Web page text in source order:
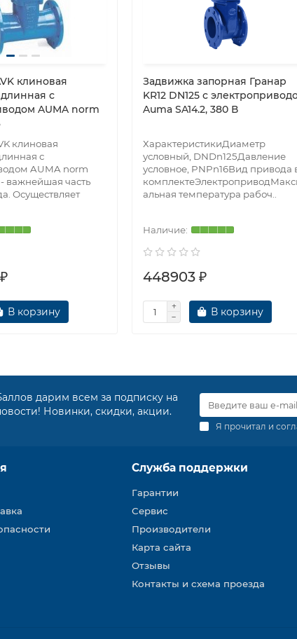
клиновая
с
AUMA norm
клиновая
с
AUMA norm
важнейшая часть
Осуществляет
В корзину
Задвижка запорная Гранар
KR12 DN125 с
Auma SA14.2, 380 В
ХарактеристикиДиаметр
условный, DNDn125Давление
условное, PNPn16Вид привода
альная температура рабоч..
448903 ₽
В корзину
дарим всем за подписку на
Новинки, скидки, акции.
Я прочитал и
Служба поддержки
Гарантии
Сервис
Производители
Карта сайта
Отзывы
Контакты и схема проезда